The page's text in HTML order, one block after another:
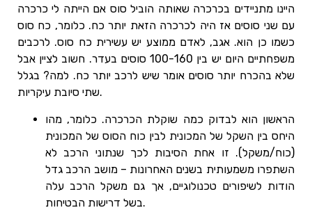
היינו מתניידים בכרכרה שאותה הוביל סוס אם הייתה לי כרכרה
עם שני סוסים אז היה לכרכרה הזאת יותר כח. כלומר, כח סוס
כשמו כן הוא. אגב, לאדם ממוצע יש עשירית כח סוס. לרכבים
משפחתיים היום יש בין 100-160 סוסים בעדר. חשוב לציין אבל
שלא בהכרח יותר סוסים אומר שיש לרכב יותר כח. למה? בגלל
שתי סיובת עיקריות.
הראשון הוא לבדוק כמה שוקלת הכרכרה. כלומר, מהו
היחס בין השקל של המכונית לבין כוח הסוס של המכונית
(כוח/משקל). זו אחת הסיבות לכך שנתוני הרכב לא
השתפרו משמעותית בשנים האחרונות – מושב הרכב גדל
הודות לשיפורים טכנולוגיים, אך גם משקל הרכב עלה
בשל דרישות הבטיחות.